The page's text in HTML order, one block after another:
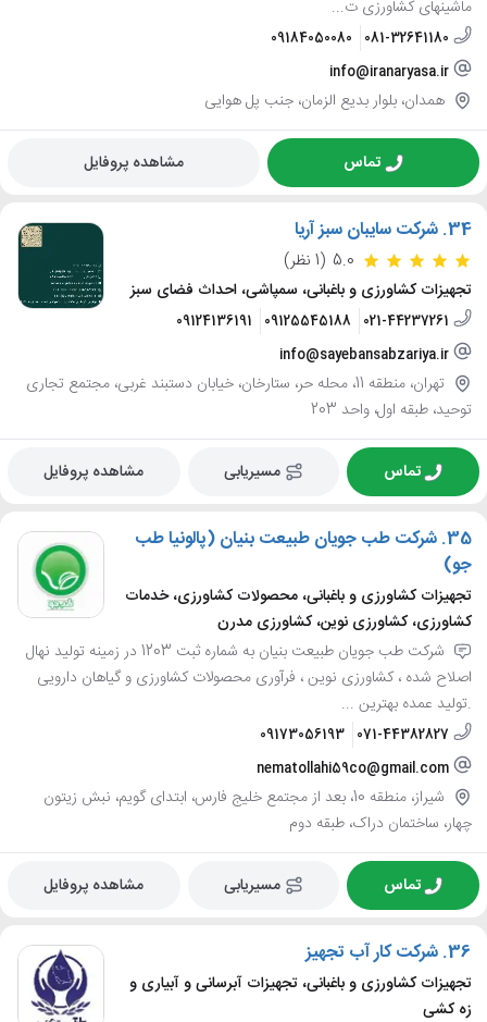
ماشینهای کشاورزی ت...
081-32641180
09184050080
info@iranaryasa.ir
همدان، بلوار بدیع الزمان، جنب پل هوایی
تماس مشاهده پروفایل
34. شرکت سایبان سبز آریا
5.0 (1 نظر)
تجهیزات کشاورزی و باغبانی، سمپاشی، احداث فضای سبز
021-44237261
09125545188
09124136191
info@sayebansabzariya.ir
تهران، منطقه 11، محله حر، ستارخان، خیابان دستبند غربی، مجتمع تجاری
توحید، طبقه اول، واحد 203
تماس مسیریابی مشاهده پروفایل
35. شرکت طب جویان طبیعت بنیان (پالونیا طب
جو)
تجهیزات کشاورزی و باغبانی، محصولات کشاورزی، خدمات
کشاورزی، کشاورزی نوین، کشاورزی مدرن
شرکت طب جویان طبیعت بنیان به شماره ثبت 1203 در زمینه تولید نهال
اصلاح شده ، کشاورزی نوین ، فرآوری محصولات کشاورزی و گیاهان دارویی
.تولید عمده بهترین ...
071-44382827
09173056193
nematollahi59co@gmail.com
شیراز، منطقه 10، بعد از مجتمع خلیج فارس، ابتدای گویم، نبش زیتون
چهار، ساختمان دراک، طبقه دوم
تماس مسیریابی مشاهده پروفایل
36. شرکت کار آب تجهیز
تجهیزات کشاورزی و باغبانی، تجهیزات آبرسانی و آبیاری و
زه کشی